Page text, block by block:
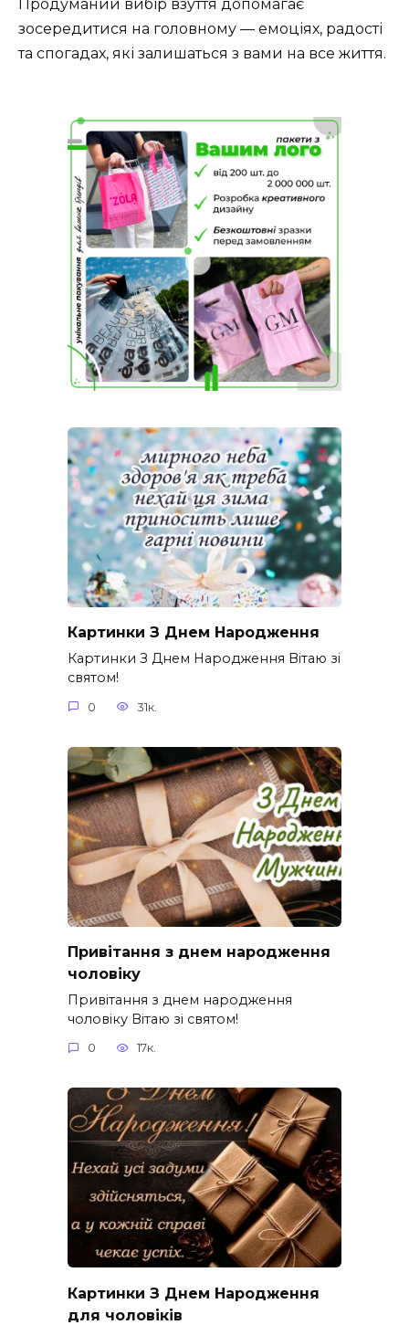
Продуманий вибір взуття допомагає
зосередитися на головному — емоціях, радості
та спогадах, які залишаться з вами на все життя.
Картинки З Днем Народження
Картинки З Днем Народження Вітаю зі
святом!
0 31к.
Привітання з днем народження
чоловіку
Привітання з днем народження
чоловіку Вітаю зі святом!
0 17к.
Картинки З Днем Народження
для чоловіків​